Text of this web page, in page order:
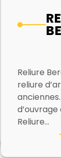
Reliure
reliure
Reliure…